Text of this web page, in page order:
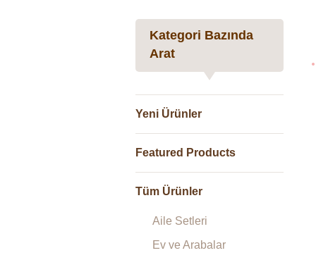
Kategori Bazında
Arat
Yeni Ürünler
Featured Products
Tüm Ürünler
Aile Setleri
Ev ve Arabalar